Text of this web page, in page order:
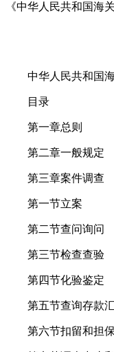
《中华人民共和国海
中华人民共和国
目录
第一章总则
第二章一般规定
第三章案件调查
第一节立案
第二节查问询问
第三节检查查验
第四节化验鉴定
第五节查询存款
第六节扣留和担保